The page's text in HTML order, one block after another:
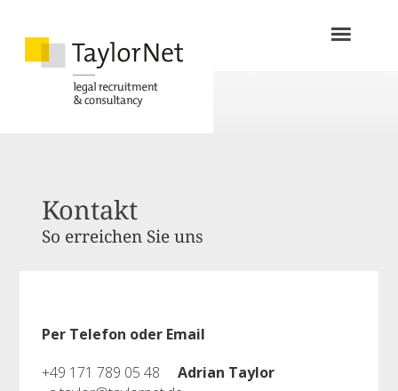
Kontakt
So erreichen Sie uns
Per Telefon oder Email
+49 171 789 05 48Adrian Taylor